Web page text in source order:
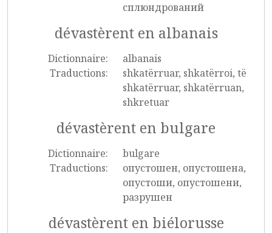
сплюндрований
dévastèrent en albanais
Dictionnaire:
albanais
Traductions:
shkatërruar, shkatërroi, të
shkatërruar, shkatërruan,
shkretuar
dévastèrent en bulgare
Dictionnaire:
bulgare
Traductions:
опустошен, опустошена,
опустоши, опустошени,
разрушен
dévastèrent en biélorusse